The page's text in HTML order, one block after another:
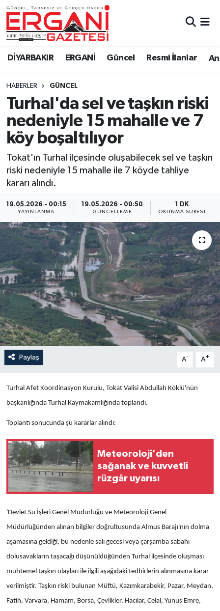
DİYARBAKIR ERGANİ Güncel Resmi İlanlar
HABERLER GÜNCEL
Turhal'da sel ve taşkın riski
nedeniyle 15 mahalle ve 7
köy boşaltılıyor
Tokat'ın Turhal ilçesinde oluşabilecek sel ve taşkın
riski nedeniyle 15 mahalle ile 7 köyde tahliye
kararı alındı.
19.05.2026 - 00:15
YAYINLANMA
19.05.2026 - 00:50
GÜNCELLEME
1 DK
OKUNMA SÜRESI
Paylaş A- A+
Turhal Afet Koordinasyon Kurulu, Tokat Valisi Abdullah Köklü'nün
başkanlığında Turhal Kaymakamlığında toplandı.
Toplantı sonucunda şu kararlar alındı:
Meteoroloji'den
sağanak ve kuvvetli
rüzgâr uyarısı
'Devlet Su İşleri Genel Müdürlüğü ve Meteoroloji Genel
Müdürlüğünden alınan bilgiler doğrultusunda Almus Barajı'nın dolma
aşamasına geldiği, bu nedenle salı gecesi veya çarşamba sabahı
dolusavakların taşacağı düşünüldüğünden Turhal ilçesinde oluşması
muhtemel taşkın olayları ile ilgili aşağıdaki tedbirlerin alınmasına karar
verilmiştir. Taşkın riski bulunan Müftü, Kazımkarabekir, Pazar, Meydan,
Fatih, Varvara, Hamam, Borsa, Çevlikler, Hacılar, Celal, Yunus Emre,
DİYARBAKIR
BİSMİL
BAĞLAR
ERGANİ
Güncel
Eği̇ti̇m
Resmi İlanlar
Sağlık
Si̇yaset
Spor
Yaşam
Anali̇z
Bi̇li̇m & Teknoloji̇
Dünya
Eği̇ti̇m
Ergani Nöbetçi Eczaneler
Ergani Hava Durumu
Ergani Trafik Yoğunluk Haritası
Süper Lig Puan Durumu ve Fikstür
Tüm Manşetler
Son Dakika Haberleri
Haber Arşivi